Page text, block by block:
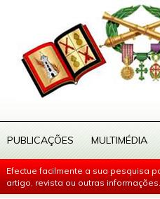
PUBLICAÇÕES MULTIMÉDIA
Efectue facilmente a sua pesquisa
artigo, revista ou outras